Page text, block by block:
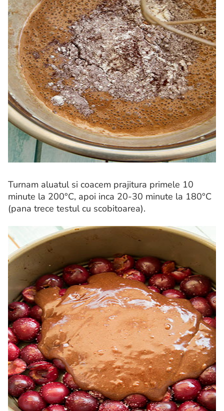
Turnam aluatul si coacem prajitura primele 10
minute la 200°C, apoi inca 20-30 minute la 180°C
(pana trece testul cu scobitoarea).